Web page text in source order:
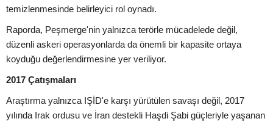
temizlenmesinde belirleyici rol oynadı.
Raporda, Peşmerge'nin yalnızca terörle mücadelede değil,
düzenli askeri operasyonlarda da önemli bir kapasite ortaya
koyduğu değerlendirmesine yer veriliyor.
2017 Çatışmaları
Araştırma yalnızca IŞİD'e karşı yürütülen savaşı değil, 2017
yılında Irak ordusu ve İran destekli Haşdi Şabi güçleriyle yaşanan